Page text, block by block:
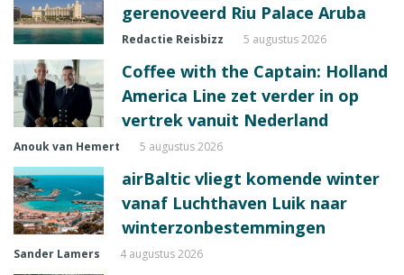
gerenoveerd Riu Palace Aruba
Redactie Reisbizz 5 augustus 2026
Coffee with the Captain: Holland
America Line zet verder in op
vertrek vanuit Nederland
Anouk van Hemert 5 augustus 2026
airBaltic vliegt komende winter
vanaf Luchthaven Luik naar
winterzonbestemmingen
Sander Lamers 4 augustus 2026